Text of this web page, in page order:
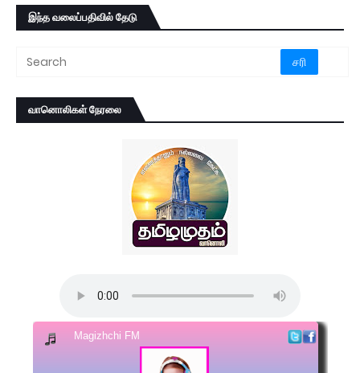
இந்த வலைப்பதிவில் தேடு
வானொலிகள் நேரலை